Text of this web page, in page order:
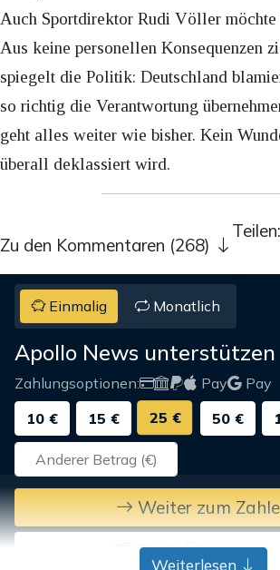
Auch Sportdirektor Rudi Völler
Aus keine personellen Konsequenzen
spiegelt die Politik: Deutschland
so richtig die Verantwortung
geht alles weiter wie bisher. Kein
überall deklassiert wird.
Teilen:
Zu den Kommentaren (268)
Einmalig Monatlich
Apollo News unterstützen
Zahlungsoptionen: Pay
Pay
10 €
15 € 25 € 50 €
Weiter zum
Bank-Überweisung
Weiterlesen